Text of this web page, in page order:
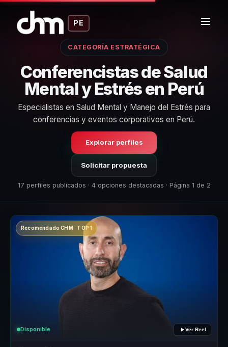
PE
CATEGORÍA ESTRATÉGICA
Conferencistas de Salud
Mental y Estrés en Perú
Especialistas en Salud Mental y Manejo del Estrés para
conferencias y eventos corporativos en Perú.
Explorar perfiles
Solicitar propuesta
17 perfiles publicados · 4 opciones destacadas · Página 1 de 2
Recomendado CHM · TOP 1
Disponible Ver Reel